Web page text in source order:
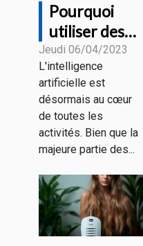
Pourquoi
utiliser des
outils de
rédaction IA ?
Jeudi 06/04/2023
L'intelligence
artificielle est
désormais au cœur
de toutes les
activités. Bien que la
majeure partie des...